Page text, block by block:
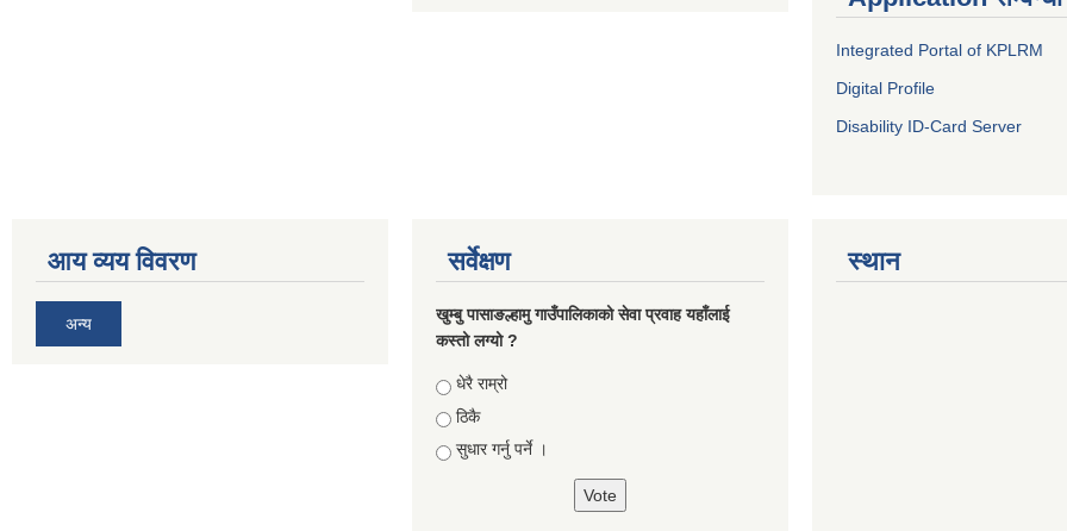
Integrated Portal of KPLRM
Digital Profile
Disability ID-Card Server
आय व्यय विवरण
अन्य
सर्वेक्षण
खुम्बु पासाङल्हामु गाउँपालिकाको सेवा प्रवाह यहाँलाई
कस्तो लग्यो ?
Choices
धेरै राम्रो
ठिकै
सुधार गर्नु पर्ने ।
स्थान